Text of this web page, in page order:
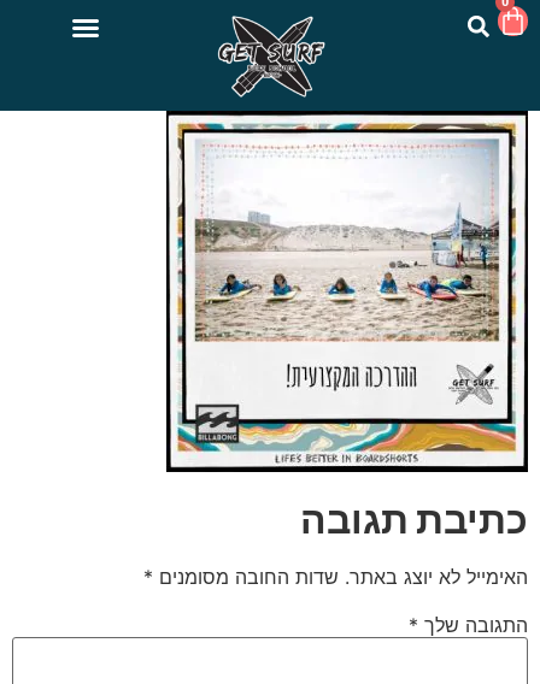
כתיבת תגובה
האימייל לא יוצג באתר. שדות החובה מסומנים *
התגובה שלך *